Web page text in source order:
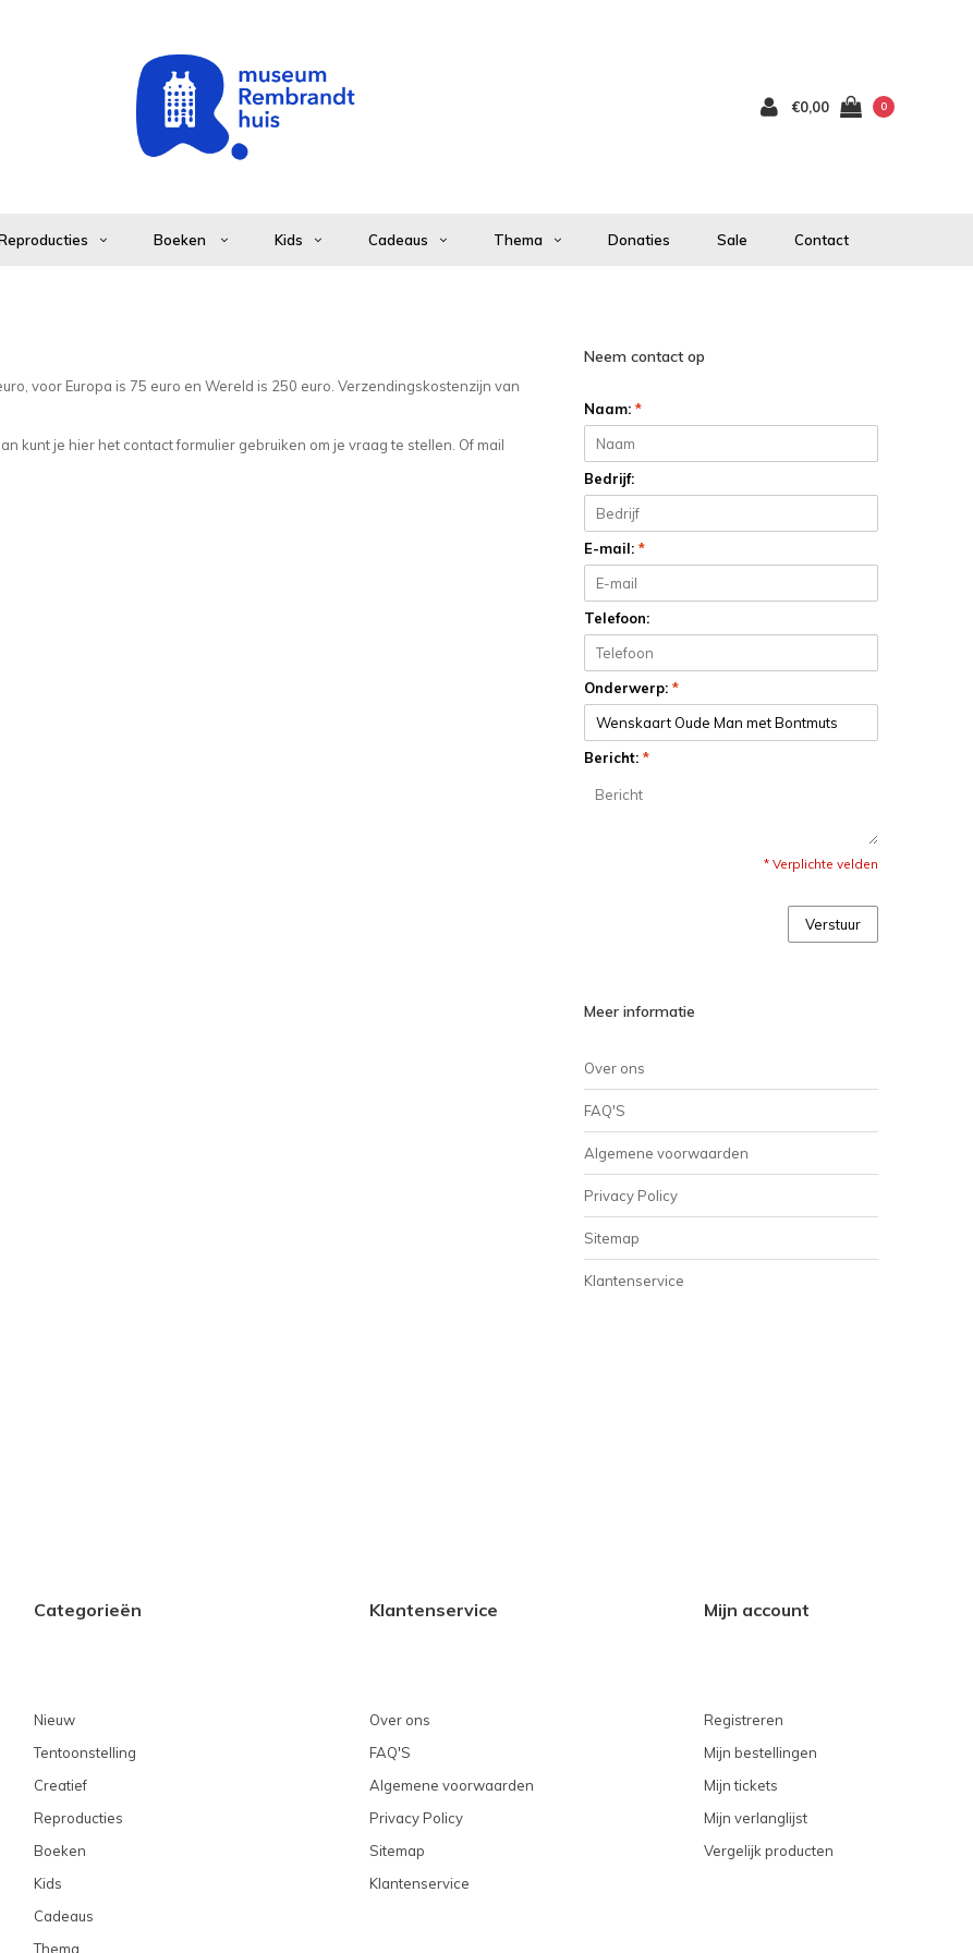
€0,00 0
Boeken Kids Cadeaus Thema Donaties Sale Contact
voor Europa is 75 euro en Wereld is 250 euro. Verzendingskostenzijn van
kunt je hier het contact formulier gebruiken om je vraag te stellen. Of mail
Neem contact op
Naam: *
Bedrijf:
E-mail: *
Telefoon:
Onderwerp: *
Bericht: *
* Verplichte velden
Verstuur
Meer informatie
Over ons
FAQ'S
Algemene voorwaarden
Privacy Policy
Sitemap
Klantenservice
Categorieën
Nieuw
Tentoonstelling
Creatief
Reproducties
Boeken
Kids
Cadeaus
Thema
Klantenservice
Over ons
FAQ'S
Algemene voorwaarden
Privacy Policy
Sitemap
Klantenservice
Mijn account
Registreren
Mijn bestellingen
Mijn tickets
Mijn verlanglijst
Vergelijk producten